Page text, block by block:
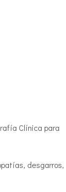
Clínica para
desgarros,